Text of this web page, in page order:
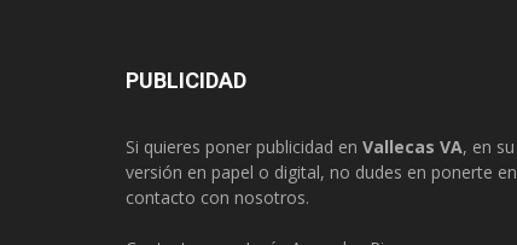
PUBLICIDAD
Si quieres poner publicidad en Vallecas VA, en su
versión en papel o digital, no dudes en ponerte en
contacto con nosotros.